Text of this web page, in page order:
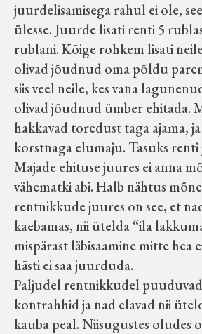
juurdelisamisega rahul ei ole,
ülesse. Juurde lisati renti 5
rublani. Kõige rohkem lisati
olivad jõudnud oma põldu
siis veel neile, kes vana
olivad jõudnud ümber ehitada.
hakkavad toredust taga ajama,
korstnaga elumaju. Tasuks
Majade ehituse juures ei anna
vähematki abi. Halb nähtus
rentnikkude juures on see, et
kaebamas, nii ütelda “ila
mispärast läbisaamine mitte hea
hästi ei saa juurduda.
Paljudel rentnikkudel
kontrahhid ja nad elavad nii
kauba peal. Niisugustes oludes